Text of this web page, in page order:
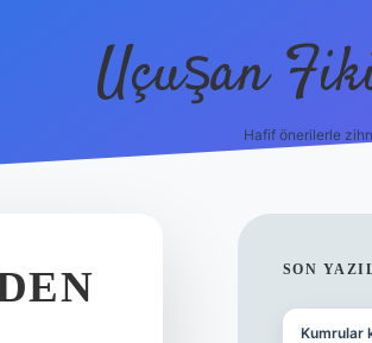
Uçuşan
Hafif önerilerle
SON
Kumrular